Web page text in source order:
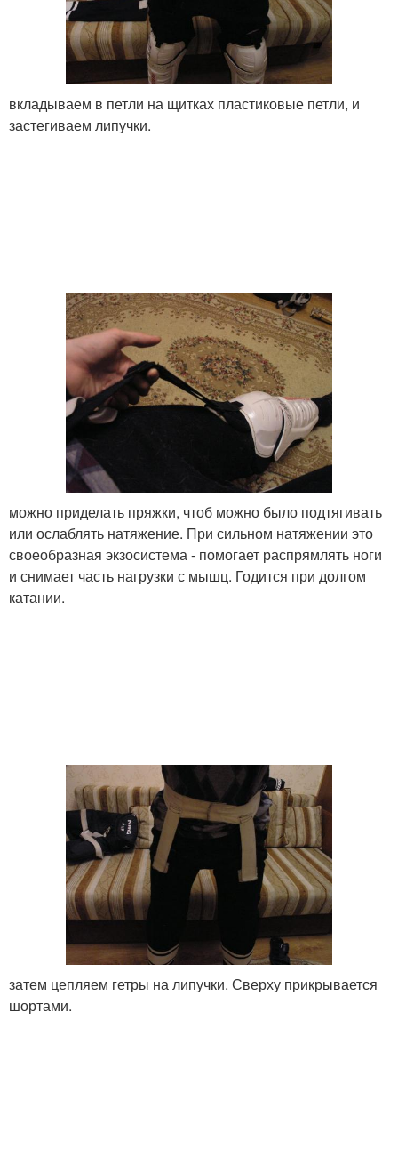
вкладываем в петли на щитках пластиковые петли, и
застегиваем липучки.
можно приделать пряжки, чтоб можно было подтягивать
или ослаблять натяжение. При сильном натяжении это
своеобразная экзосистема - помогает распрямлять ноги
и снимает часть нагрузки с мышц. Годится при долгом
катании.
затем цепляем гетры на липучки. Сверху прикрывается
шортами.